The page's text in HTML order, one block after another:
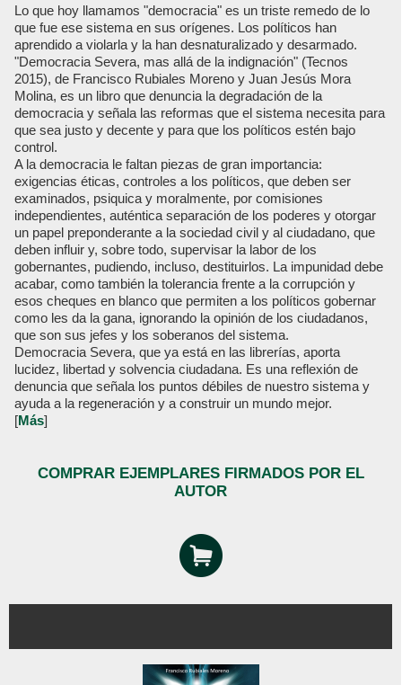
Lo que hoy llamamos "democracia" es un triste remedo de lo
que fue ese sistema en sus orígenes. Los políticos han
aprendido a violarla y la han desnaturalizado y desarmado.
"Democracia Severa, mas allá de la indignación" (Tecnos
2015), de Francisco Rubiales Moreno y Juan Jesús Mora
Molina, es un libro que denuncia la degradación de la
democracia y señala las reformas que el sistema necesita para
que sea justo y decente y para que los políticos estén bajo
control.
A la democracia le faltan piezas de gran importancia:
exigencias éticas, controles a los políticos, que deben ser
examinados, psiquica y moralmente, por comisiones
independientes, auténtica separación de los poderes y otorgar
un papel preponderante a la sociedad civil y al ciudadano, que
deben influir y, sobre todo, supervisar la labor de los
gobernantes, pudiendo, incluso, destituirlos. La impunidad debe
acabar, como también la tolerancia frente a la corrupción y
esos cheques en blanco que permiten a los políticos gobernar
como les da la gana, ignorando la opinión de los ciudadanos,
que son sus jefes y los soberanos del sistema.
Democracia Severa, que ya está en las librerías, aporta
lucidez, libertad y solvencia ciudadana. Es una reflexión de
denuncia que señala los puntos débiles de nuestro sistema y
ayuda a la regeneración y a construir un mundo mejor.
[Más]
COMPRAR EJEMPLARES FIRMADOS POR EL
AUTOR